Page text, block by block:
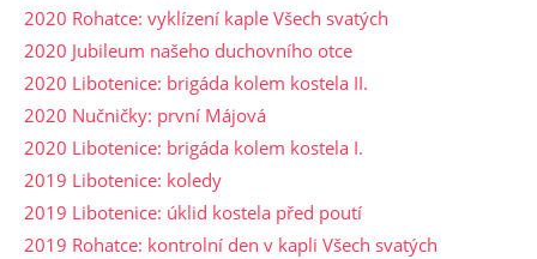
2020 Rohatce: vyklízení kaple Všech svatých
2020 Jubileum našeho duchovního otce
2020 Libotenice: brigáda kolem kostela II.
2020 Nučničky: první Májová
2020 Libotenice: brigáda kolem kostela I.
2019 Libotenice: koledy
2019 Libotenice: úklid kostela před poutí
2019 Rohatce: kontrolní den v kapli Všech svatých